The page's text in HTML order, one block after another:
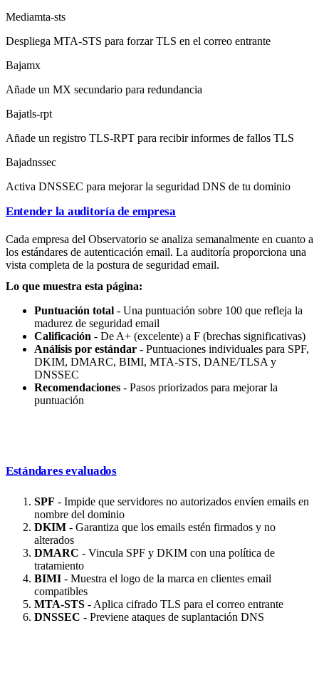
Mediamta-sts
Despliega MTA-STS para forzar TLS en el correo entrante
Bajamx
Añade un MX secundario para redundancia
Bajatls-rpt
Añade un registro TLS-RPT para recibir informes de fallos TLS
Bajadnssec
Activa DNSSEC para mejorar la seguridad DNS de tu dominio
Entender la auditoría de empresa
Cada empresa del Observatorio se analiza semanalmente en cuanto a
los estándares de autenticación email. La auditoría proporciona una
vista completa de la postura de seguridad email.
Lo que muestra esta página:
Puntuación total - Una puntuación sobre 100 que refleja la
madurez de seguridad email
Calificación - De A+ (excelente) a F (brechas significativas)
Análisis por estándar - Puntuaciones individuales para SPF,
DKIM, DMARC, BIMI, MTA-STS, DANE/TLSA y
DNSSEC
Recomendaciones - Pasos priorizados para mejorar la
puntuación
Estándares evaluados
SPF - Impide que servidores no autorizados envíen emails en
nombre del dominio
DKIM - Garantiza que los emails estén firmados y no
alterados
DMARC - Vincula SPF y DKIM con una política de
tratamiento
BIMI - Muestra el logo de la marca en clientes email
compatibles
MTA-STS - Aplica cifrado TLS para el correo entrante
DNSSEC - Previene ataques de suplantación DNS